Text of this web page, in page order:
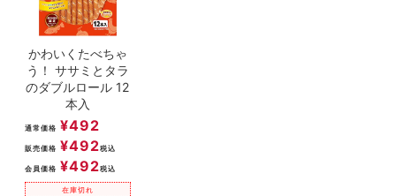
ログイン
かわいくたべちゃ
う！ ササミとタラ
のダブルロール 12
本入
通常価格 ¥492
販売価格 ¥492税込
会員価格 ¥492税込
在庫切れ